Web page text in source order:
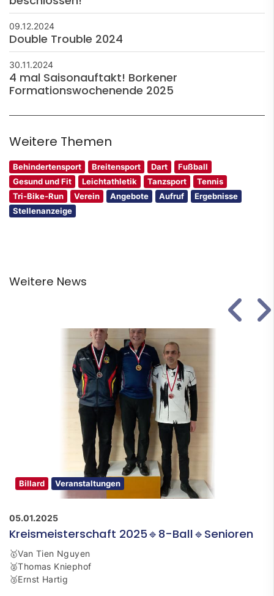
09.12.2024
Double Trouble 2024
30.11.2024
4 mal Saisonauftakt! Borkener
Formationswochenende 2025
Weitere Themen
Behindertensport Breitensport Dart
Fußball
Gesund und Fit
Leichtathletik Tanzsport
Tennis
Tri-Bike-Run
Verein Angebote Aufruf
Ergebnisse
Stellenanzeige
Weitere News
Billard Veranstaltungen
05.01.2025
Kreismeisterschaft 2025🔹8-Ball🔹Senioren
🥇Van Tien Nguyen
🥈Thomas Kniephof
🥉Ernst Hartig